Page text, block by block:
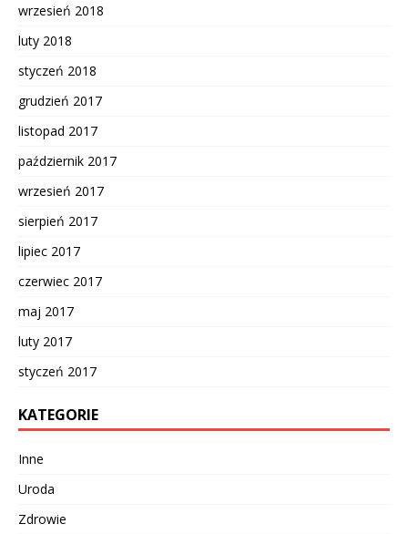
wrzesień 2018
luty 2018
styczeń 2018
grudzień 2017
listopad 2017
październik 2017
wrzesień 2017
sierpień 2017
lipiec 2017
czerwiec 2017
maj 2017
luty 2017
styczeń 2017
KATEGORIE
Inne
Uroda
Zdrowie